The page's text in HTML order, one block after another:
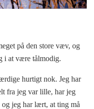
på den store væv, og
i at være tålmodig.
hurtigt nok. Jeg har
fra jeg var lille, har jeg
og jeg har lært, at ting må